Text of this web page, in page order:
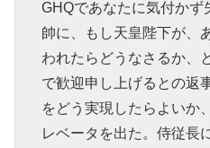
GHQであなたに気付かず
帥に、もし天皇陛下が、
われたらどうなさるか、
で歓迎申し上げるとの返
をどう実現したらよいか
レベータを出た。侍従長